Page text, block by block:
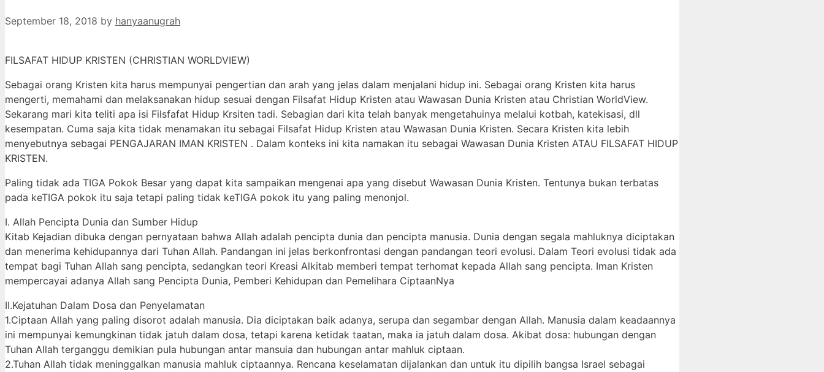
September 18, 2018 by hanyaanugrah
FILSAFAT HIDUP KRISTEN (CHRISTIAN WORLDVIEW)
Sebagai orang Kristen kita harus mempunyai pengertian dan arah yang jelas dalam menjalani hidup ini. Sebagai orang Kristen kita harus
mengerti, memahami dan melaksanakan hidup sesuai dengan Filsafat Hidup Kristen atau Wawasan Dunia Kristen atau Christian WorldView.
Sekarang mari kita teliti apa isi Filsfafat Hidup Krsiten tadi. Sebagian dari kita telah banyak mengetahuinya melalui kotbah, katekisasi, dll
kesempatan. Cuma saja kita tidak menamakan itu sebagai Filsafat Hidup Kristen atau Wawasan Dunia Kristen. Secara Kristen kita lebih
menyebutnya sebagai PENGAJARAN IMAN KRISTEN . Dalam konteks ini kita namakan itu sebagai Wawasan Dunia Kristen ATAU FILSAFAT HIDUP
KRISTEN.
Paling tidak ada TIGA Pokok Besar yang dapat kita sampaikan mengenai apa yang disebut Wawasan Dunia Kristen. Tentunya bukan terbatas
pada keTIGA pokok itu saja tetapi paling tidak keTIGA pokok itu yang paling menonjol.
I. Allah Pencipta Dunia dan Sumber Hidup
Kitab Kejadian dibuka dengan pernyataan bahwa Allah adalah pencipta dunia dan pencipta manusia. Dunia dengan segala mahluknya diciptakan
dan menerima kehidupannya dari Tuhan Allah. Pandangan ini jelas berkonfrontasi dengan pandangan teori evolusi. Dalam Teori evolusi tidak ada
tempat bagi Tuhan Allah sang pencipta, sedangkan teori Kreasi Alkitab memberi tempat terhomat kepada Allah sang pencipta. Iman Kristen
mempercayai adanya Allah sang Pencipta Dunia, Pemberi Kehidupan dan Pemelihara CiptaanNya
II.Kejatuhan Dalam Dosa dan Penyelamatan
1.Ciptaan Allah yang paling disorot adalah manusia. Dia diciptakan baik adanya, serupa dan segambar dengan Allah. Manusia dalam keadaannya
ini mempunyai kemungkinan tidak jatuh dalam dosa, tetapi karena ketidak taatan, maka ia jatuh dalam dosa. Akibat dosa: hubungan dengan
Tuhan Allah terganggu demikian pula hubungan antar mansuia dan hubungan antar mahluk ciptaan.
2.Tuhan Allah tidak meninggalkan manusia mahluk ciptaannya. Rencana keselamatan dijalankan dan untuk itu dipilih bangsa Israel sebagai